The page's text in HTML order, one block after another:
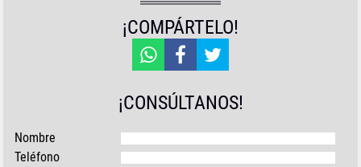
¡COMPÁRTELO!
¡CONSÚLTANOS!
Nombre
Teléfono